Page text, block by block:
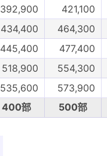
392,900 421,100
434,400 464,300
445,400 477,400
518,900 554,300
535,600 573,900
400部 500部